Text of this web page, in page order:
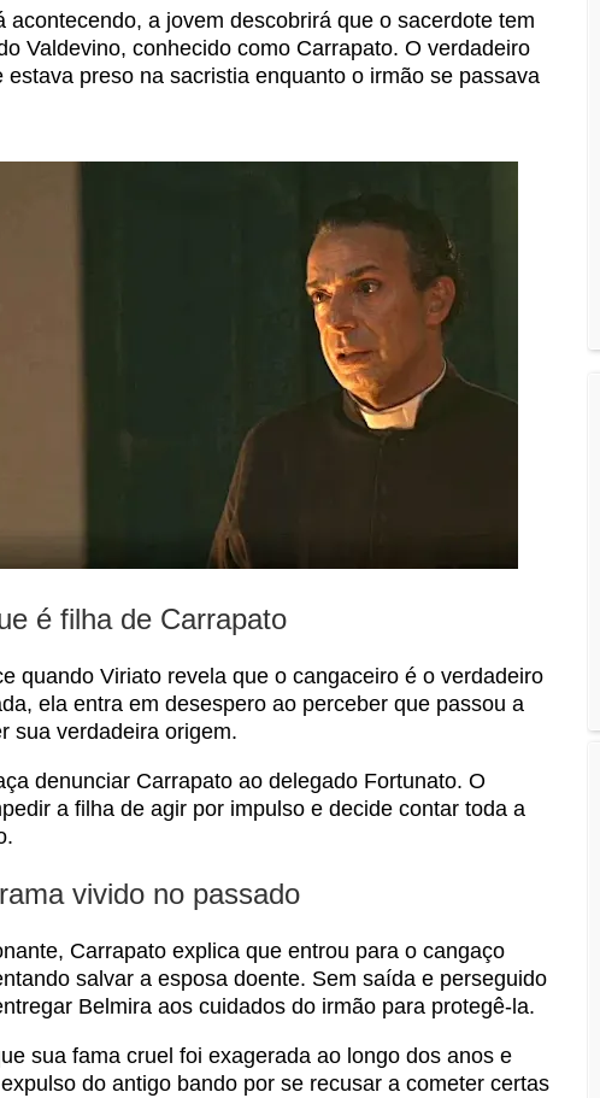
acontecendo, a jovem descobrirá que o sacerdote tem
Valdevino, conhecido como Carrapato. O verdadeiro
estava preso na sacristia enquanto o irmão se passava
é filha de Carrapato
quando Viriato revela que o cangaceiro é o verdadeiro
ela entra em desespero ao perceber que passou a
sua verdadeira origem.
denunciar Carrapato ao delegado Fortunato. O
a filha de agir por impulso e decide contar toda a
vivido no passado
Carrapato explica que entrou para o cangaço
salvar a esposa doente. Sem saída e perseguido
Belmira aos cuidados do irmão para protegê-la.
sua fama cruel foi exagerada ao longo dos anos e
do antigo bando por se recusar a cometer certas